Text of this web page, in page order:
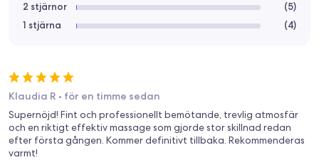
2 stjärnor
(5)
1 stjärna
(4)
Klaudia R • för en timme sedan
Supernöjd! Fint och professionellt bemötande, trevlig atmosfär
och en riktigt effektiv massage som gjorde stor skillnad redan
efter första gången. Kommer definitivt tillbaka. Rekommenderas
varmt!